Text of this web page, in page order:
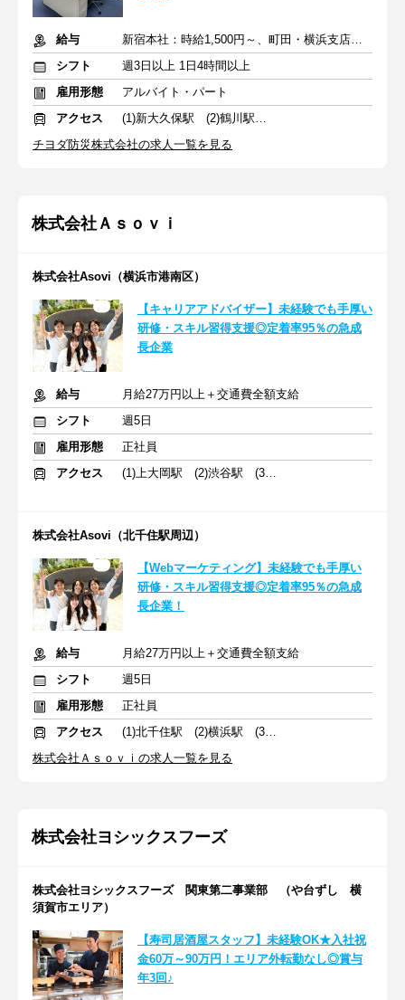
給与
新宿本社：時給1,500円～、町田・横浜支店：時給1,400円～
シフト
週3日以上 1日4時間以上
雇用形態
アルバイト・パート
アクセス
(1)新大久保駅 (2)鶴川駅 (3)大倉山駅
チヨダ防災株式会社の求人一覧を見る
株式会社Ａｓｏｖｉ
株式会社Asovi（横浜市港南区）
【キャリアアドバイザー】未経験でも手厚い
研修・スキル習得支援◎定着率95％の急成
長企業
給与
月給27万円以上＋交通費全額支給
シフト
週5日
雇用形態
正社員
アクセス
(1)上大岡駅 (2)渋谷駅 (3)横浜駅
株式会社Asovi（北千住駅周辺）
【Webマーケティング】未経験でも手厚い
研修・スキル習得支援◎定着率95％の急成
長企業！
給与
月給27万円以上＋交通費全額支給
シフト
週5日
雇用形態
正社員
アクセス
(1)北千住駅 (2)横浜駅 (3)大宮駅
株式会社Ａｓｏｖｉの求人一覧を見る
株式会社ヨシックスフーズ
株式会社ヨシックスフーズ 関東第二事業部 （や台ずし 横
須賀市エリア）
【寿司居酒屋スタッフ】未経験OK★入社祝
金60万～90万円！エリア外転勤なし◎賞与
年3回♪